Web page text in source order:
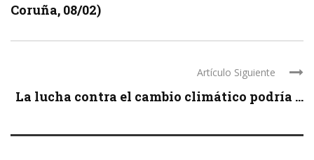
Coruña, 08/02)
Artículo Siguiente
La lucha contra el cambio climático podría ...